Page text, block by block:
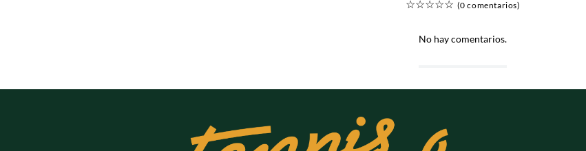
☆☆☆☆☆ (0 comentarios)
No hay comentarios.